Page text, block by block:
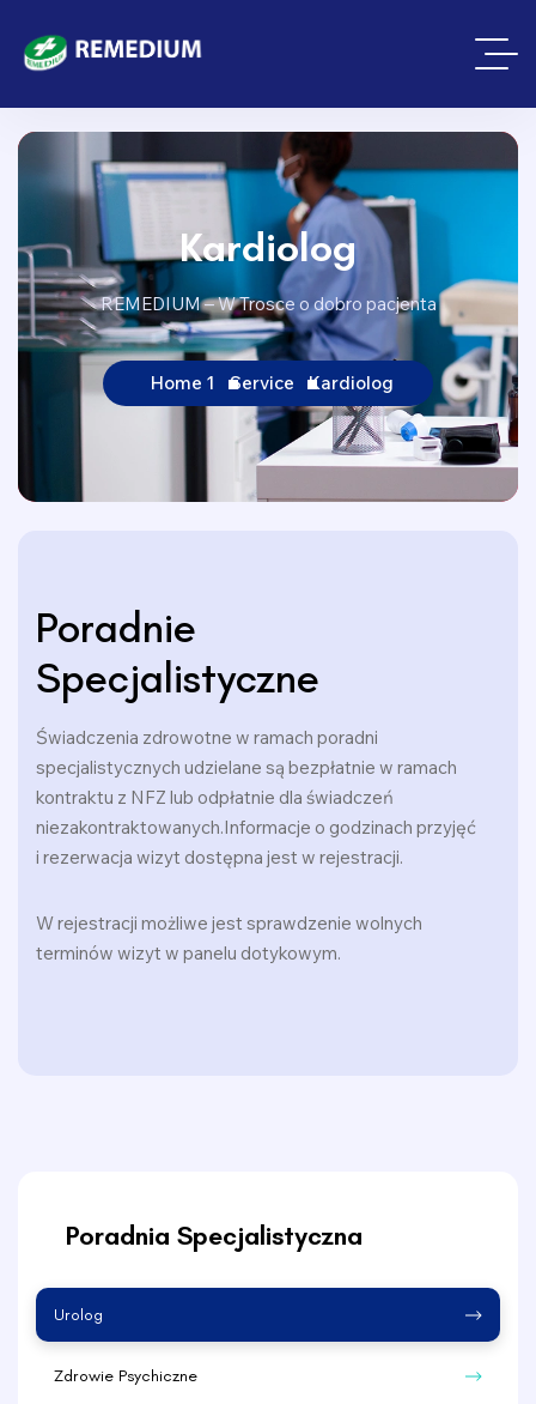
Kardiolog
REMEDIUM – W Trosce o dobro pacjenta
Home 1 Service Kardiolog
Poradnie
Specjalistyczne
Świadczenia zdrowotne w ramach poradni
specjalistycznych udzielane są bezpłatnie w ramach
kontraktu z NFZ lub odpłatnie dla świadczeń
niezakontraktowanych.Informacje o godzinach przyjęć
i rezerwacja wizyt dostępna jest w rejestracji.
W rejestracji możliwe jest sprawdzenie wolnych
terminów wizyt w panelu dotykowym.
Poradnia Specjalistyczna
Urolog
Zdrowie Psychiczne